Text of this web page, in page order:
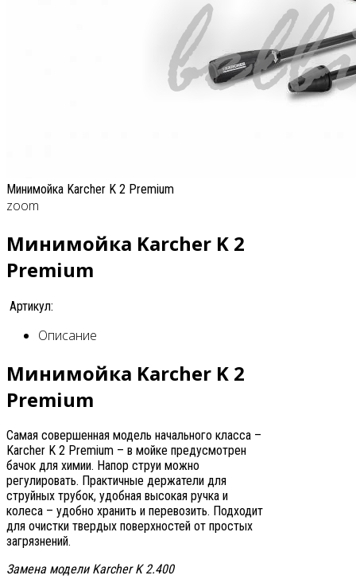
Минимойка Karcher K 2 Premium
zoom
Минимойка Karcher K 2
Premium
Артикул:
Описание
Минимойка Karcher K 2
Premium
Самая совершенная модель начального класса –
Karcher K 2 Premium – в мойке предусмотрен
бачок для химии. Напор струи можно
регулировать. Практичные держатели для
струйных трубок, удобная высокая ручка и
колеса – удобно хранить и перевозить. Подходит
для очистки твердых поверхностей от простых
загрязнений.
Замена модели Karcher K 2.400